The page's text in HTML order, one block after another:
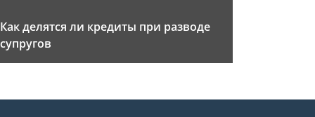
Как делятся ли кредиты при разводе
супругов